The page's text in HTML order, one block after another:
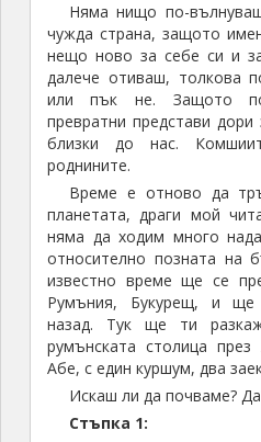
Няма нищо по-
чужда страна, защото
нещо ново за себе си и
далече отиваш, толкова
или пък не. Защото
превратни представи
близки до нас.
роднините.
Време е отново да
планетата, драги мой
няма да ходим много
относително позната на
известно време ще се
Румъния, Букурещ, и ще
назад. Тук ще ти
румънската столица
Абе, с един куршум, два
Искаш ли да почваме?
Стъпка 1: